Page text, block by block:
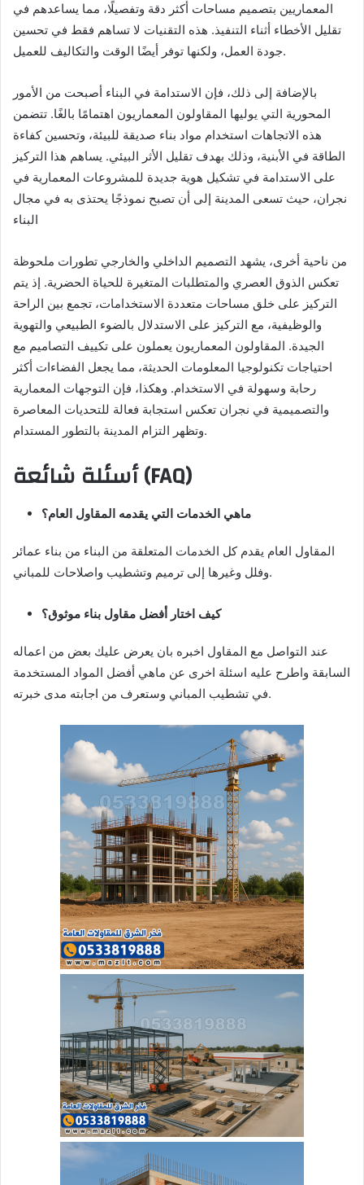
المعماريين بتصميم مساحات أكثر دقة وتفصيلًا، مما يساعدهم في
تقليل الأخطاء أثناء التنفيذ. هذه التقنيات لا تساهم فقط في تحسين
جودة العمل، ولكنها توفر أيضًا الوقت والتكاليف للعميل.
بالإضافة إلى ذلك، فإن الاستدامة في البناء أصبحت من الأمور
المحورية التي يوليها المقاولون المعماريون اهتمامًا بالغًا. تتضمن
هذه الاتجاهات استخدام مواد بناء صديقة للبيئة، وتحسين كفاءة
الطاقة في الأبنية، وذلك بهدف تقليل الأثر البيئي. يساهم هذا التركيز
على الاستدامة في تشكيل هوية جديدة للمشروعات المعمارية في
نجران، حيث تسعى المدينة إلى أن تصبح نموذجًا يحتذى به في مجال
البناء
من ناحية أخرى، يشهد التصميم الداخلي والخارجي تطورات ملحوظة
تعكس الذوق العصري والمتطلبات المتغيرة للحياة الحضرية. إذ يتم
التركيز على خلق مساحات متعددة الاستخدامات، تجمع بين الراحة
والوظيفية، مع التركيز على الاستدلال بالضوء الطبيعي والتهوية
الجيدة. المقاولون المعماريون يعملون على تكييف التصاميم مع
احتياجات تكنولوجيا المعلومات الحديثة، مما يجعل الفضاءات أكثر
رحابة وسهولة في الاستخدام. وهكذا، فإن التوجهات المعمارية
والتصميمية في نجران تعكس استجابة فعالة للتحديات المعاصرة
وتظهر التزام المدينة بالتطور المستدام.
أسئلة شائعة (FAQ)
ماهي الخدمات التي يقدمه المقاول العام؟
المقاول العام يقدم كل الخدمات المتعلقة من البناء من بناء عمائر
وفلل وغيرها إلى ترميم وتشطيب واصلاحات للمباني.
كيف اختار أفضل مقاول بناء موثوق؟
عند التواصل مع المقاول اخبره بان يعرض عليك بعض من اعماله
السابقة واطرح عليه اسئلة اخرى عن ماهي أفضل المواد المستخدمة
في تشطيب المباني وستعرف من اجابته مدى خبرته.